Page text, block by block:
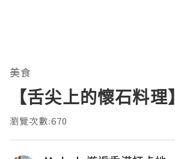
美食
【舌尖上的懷石料理】
瀏覽次數:670